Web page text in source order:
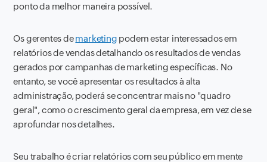
ponto da melhor maneira possível.
Os gerentes demarketing podem estar interessados ​​em
relatórios de vendas detalhando os resultados de vendas
gerados por campanhas de marketing específicas. No
entanto, se você apresentar os resultados à alta
administração, poderá se concentrar mais no "quadro
geral", como o crescimento geral da empresa, em vez de se
aprofundar nos detalhes.
Seu trabalho é criar relatórios com seu público em mente